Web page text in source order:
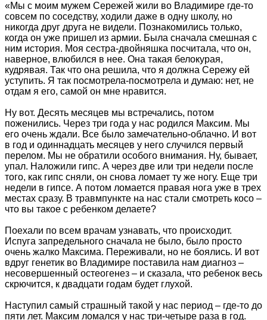
«Мы с моим мужем Сережей жили во Владимире где-то
совсем по соседству, ходили даже в одну школу, но
никогда друг друга не видели. Познакомились только,
когда он уже пришел из армии. Была сначала смешная с
ним история. Моя сестра-двойняшка посчитала, что он,
наверное, влюбился в нее. Она такая белокурая,
кудрявая. Так что она решила, что я должна Сережу ей
уступить. Я так посмотрела-посмотрела и думаю: нет, не
отдам я его, самой он мне нравится.
Ну вот. Десять месяцев мы встречались, потом
поженились. Через три года у нас родился Максим. Мы
его очень ждали. Все было замечательно-облачно. И вот
в год и одиннадцать месяцев у него случился первый
перелом. Мы не обратили особого внимания. Ну, бывает,
упал. Наложили гипс. А через две или три недели после
того, как гипс сняли, он снова ломает ту же ногу. Еще три
недели в гипсе. А потом ломается правая нога уже в трех
местах сразу. В травмпункте на нас стали смотреть косо –
что вы такое с ребенком делаете?
Поехали по всем врачам узнавать, что происходит.
Испуга запредельного сначала не было, было просто
очень жалко Максима. Переживали, но не боялись. И вот
вдруг генетик во Владимире поставила нам диагноз –
несовершенный остеогенез – и сказала, что ребенок весь
скрючится, к двадцати годам будет глухой.
Наступил самый страшный такой у нас период – где-то до
пяти лет. Максим ломался у нас три-четыре раза в год.